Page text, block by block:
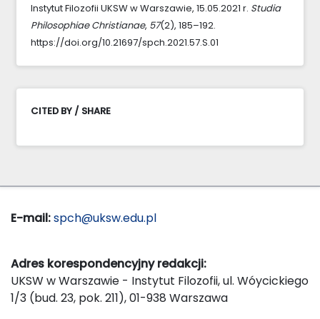
Instytut Filozofii UKSW w Warszawie, 15.05.2021 r. Studia
Philosophiae Christianae, 57(2), 185–192.
https://doi.org/10.21697/spch.2021.57.S.01
CITED BY / SHARE
E-mail:spch@uksw.edu.pl
Adres korespondencyjny redakcji:
UKSW w Warszawie - Instytut Filozofii, ul. Wóycickiego
1/3 (bud. 23, pok. 211), 01-938 Warszawa